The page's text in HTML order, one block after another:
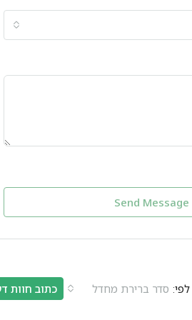
Send Message
לפי: סדר ברירת מחדל כתוב חוות